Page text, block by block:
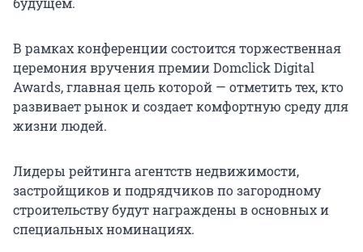
В рамках конференции состоится торжественная
церемония вручения премии Domclick Digital
Awards, главная цель которой — отметить тех, кто
развивает рынок и создает комфортную среду для
жизни людей.
Лидеры рейтинга агентств недвижимости,
застройщиков и подрядчиков по загородному
строительству будут награждены в основных и
специальных номинациях.